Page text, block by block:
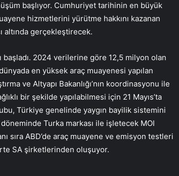
başlıyor. Cumhuriyet tarihinin en büyük
hizmetlerini yürütme hakkını kazanan
altında gerçekleştirecek.
başladı. 2024 verilerine göre 12,5 milyon olan
en yüksek araç muayenesi yapılan
ve Altyapı Bakanlığı’nın koordinasyonu ile
bir şekilde yapılabilmesi için 21 Mayıs’ta
Türkiye genelinde yaygın bayilik sistemini
Turka markası ile işletecek MOI
sıra ABD’de araç muayene ve emisyon testleri
SA şirketlerinden oluşuyor.